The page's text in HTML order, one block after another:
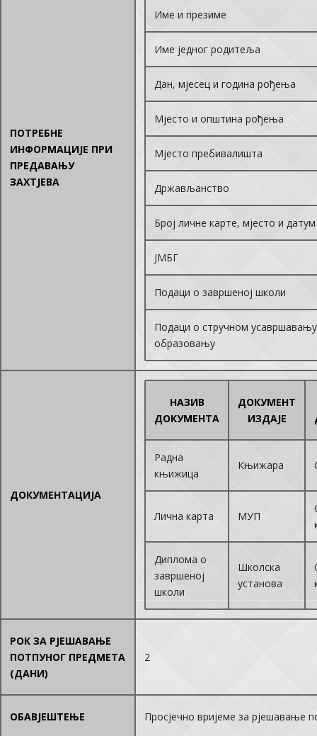
ПОТРЕБНЕ
ИНФОРМАЦИЈЕ ПРИ
ПРЕДАВАЊУ
ЗАХТЈЕВА
Име и презиме
Име једног родитеља
Дан, мјесец и година рођења
Мјесто и општина рођења
Мјесто пребивалишта
Држављанство
Број личне карте, мјесто и
ЈМБГ
Подаци о завршеној школи
Подаци о стручном
образовању
ДОКУМЕНТАЦИЈА
НАЗИВ
ДОКУМЕНТА
ДОКУМЕНТ
ИЗДАЈЕ
Радна
књижица
Књижара
Лична карта МУП
Диплома о
завршеној
школи
Школска
установа
РОК ЗА РЈЕШАВАЊЕ
ПОТПУНОГ ПРЕДМЕТА
(ДАНИ)
2
ОБАВЈЕШТЕЊЕ Просјечно вријеме за рјешавање